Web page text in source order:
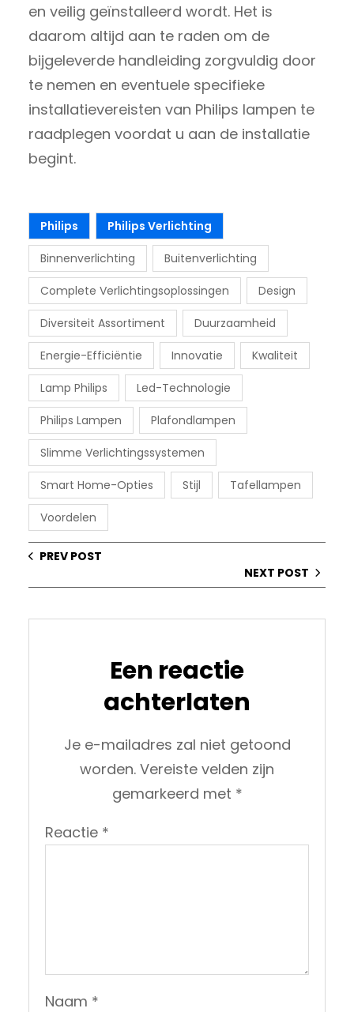
en veilig geïnstalleerd wordt. Het is
daarom altijd aan te raden om de
bijgeleverde handleiding zorgvuldig door
te nemen en eventuele specifieke
installatievereisten van Philips lampen te
raadplegen voordat u aan de installatie
begint.
Philips Philips Verlichting
Binnenverlichting Buitenverlichting
Complete Verlichtingsoplossingen Design
Diversiteit Assortiment Duurzaamheid
Energie-Efficiëntie Innovatie Kwaliteit
Lamp Philips Led-Technologie
Philips Lampen Plafondlampen
Slimme Verlichtingssystemen
Smart Home-Opties Stijl Tafellampen
Voordelen
PREV POST
NEXT POST
Een reactie
achterlaten
Je e-mailadres zal niet getoond
worden. Vereiste velden zijn
gemarkeerd met *
Reactie *
Naam *